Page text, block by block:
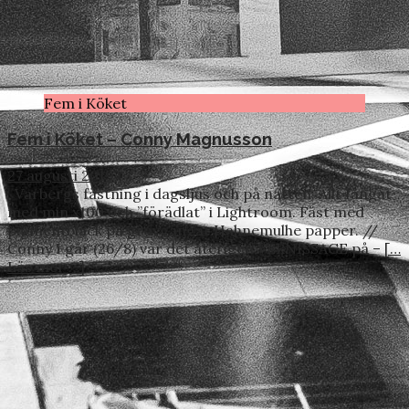
Fem i Köket
Fem i Köket – Conny Magnusson
27 augusti 2019
Varbergs fästning i dagsljus och på natten. Allt fångat
med min x100 och ”förädlat” i Lightroom. Fäst med
pigmentbläck på grovgängat Hahnemulhe papper. //
Conny I går (26/8) var det återigen VERNISSAGE på –[…
Läs mer …]